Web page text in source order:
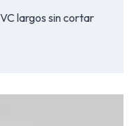
largos sin cortar